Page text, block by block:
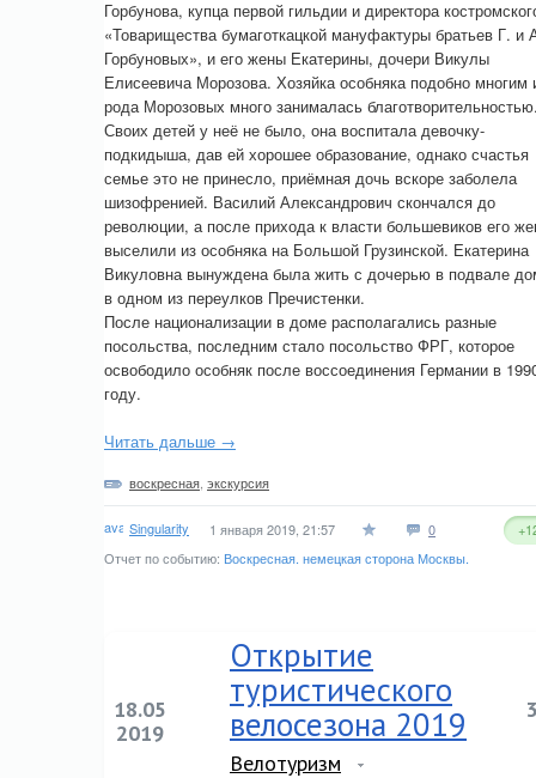
Горбунова, купца первой гильдии и директора
«Товарищества бумаготкацкой мануфактуры братьев Г. и
Горбуновых», и его жены Екатерины, дочери Викулы
Елисеевича Морозова. Хозяйка особняка подобно многим
рода Морозовых много занималась
Своих детей у неё не было, она воспитала девочку-
подкидыша, дав ей хорошее образование, однако счастья
семье это не принесло, приёмная дочь вскоре заболела
шизофренией. Василий Александрович скончался до
революции, а после прихода к власти большевиков его
выселили из особняка на Большой Грузинской. Екатерина
Викуловна вынуждена была жить с дочерью в подвале
в одном из переулков Пречистенки.
После национализации в доме располагались разные
посольства, последним стало посольство ФРГ, которое
освободило особняк после воссоединения Германии в
году.
Читать дальше →
воскресная экскурсия
Singularity 1 января 2019, 21:57 0
Отчет по событию: Воскресная. немецкая сторона Москвы.
18.05
2019
Открытие
туристического
велосезона 2019
Велотуризм
3